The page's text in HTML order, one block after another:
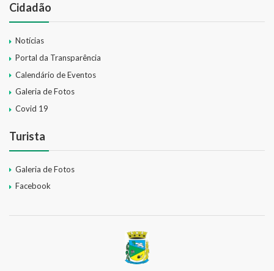
Cidadão
Notícias
Portal da Transparência
Calendário de Eventos
Galeria de Fotos
Covid 19
Turista
Galeria de Fotos
Facebook